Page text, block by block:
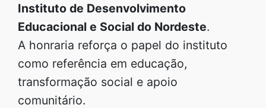
Instituto de Desenvolvimento
Educacional e Social do Nordeste.
A honraria reforça o papel do instituto
como referência em educação,
transformação social e apoio
comunitário.